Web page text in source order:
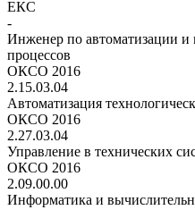
ЕКС
-
Инженер по автоматизации и
процессов
ОКСО 2016
2.15.03.04
Автоматизация
ОКСО 2016
2.27.03.04
Управление в технических
ОКСО 2016
2.09.00.00
Информатика и